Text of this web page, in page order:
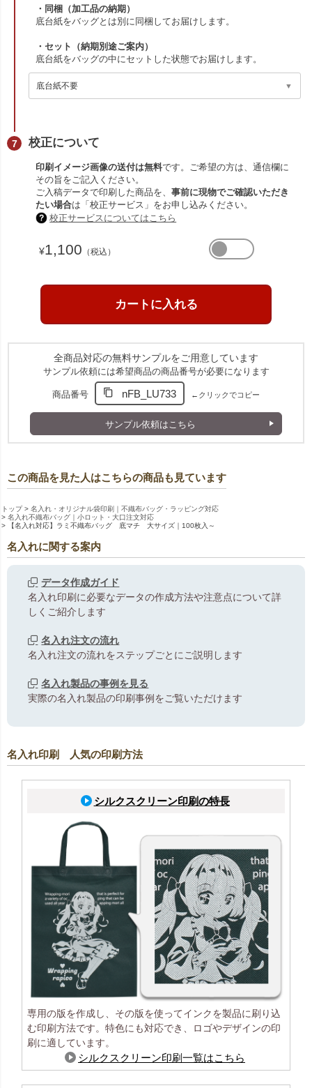
・同梱（加工品の納期）
底台紙をバッグとは別に同梱してお届けします。
・セット（納期別途ご案内）
底台紙をバッグの中にセットした状態でお届けします。
校正について
印刷イメージ画像の送付は無料です。ご希望の方は、通信欄に
その旨をご記入ください。
ご入稿データで印刷した商品を、事前に現物でご確認いただき
たい場合は「校正サービス」をお申し込みください。
校正サービスについてはこちら
¥1,100 （税込）
全商品対応の無料サンプルをご用意しています
サンプル依頼には希望商品の商品番号が必要になります
商品番号 nFB_LU733 ←クリックでコピー
サンプル依頼はこちら
この商品を見た人はこちらの商品も見ています
トップ
名入れ・オリジナル袋印刷｜不織布バッグ・ラッピング対応
名入れ不織布バッグ｜小ロット・大口注文対応
【名入れ対応】ラミ不織布バッグ 底マチ 大サイズ｜100枚入～
名入れに関する案内
データ作成ガイド
名入れ印刷に必要なデータの作成方法や注意点について詳
しくご紹介します
名入れ注文の流れ
名入れ注文の流れをステップごとにご説明します
名入れ製品の事例を見る
実際の名入れ製品の印刷事例をご覧いただけます
名入れ印刷 人気の印刷方法
シルクスクリーン印刷の特長
専用の版を作成し、その版を使ってインクを製品に刷り込
む印刷方法です。特色にも対応でき、ロゴやデザインの印
刷に適しています。
シルクスクリーン印刷一覧はこちら